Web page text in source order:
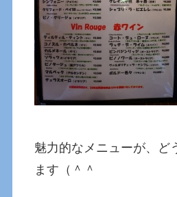
魅力的なメニューが、ど
ます（＾＾